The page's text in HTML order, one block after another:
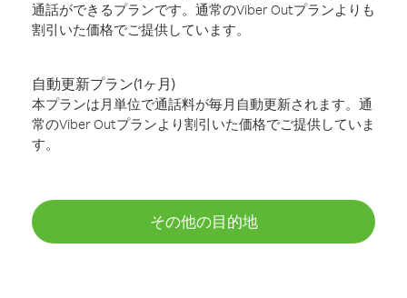
通話ができるプランです。通常のViber Outプランよりも
割引いた価格でご提供しています。
自動更新プラン(1ヶ月)
本プランは月単位で通話料が毎月自動更新されます。通
常のViber Outプランより割引いた価格でご提供していま
す。
その他の目的地